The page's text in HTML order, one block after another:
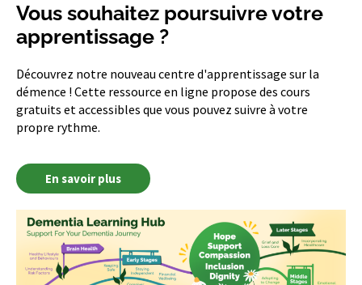
Vous souhaitez poursuivre votre
apprentissage ?
Découvrez notre nouveau centre d'apprentissage sur la
démence ! Cette ressource en ligne propose des cours
gratuits et accessibles que vous pouvez suivre à votre
propre rythme.
En savoir plus